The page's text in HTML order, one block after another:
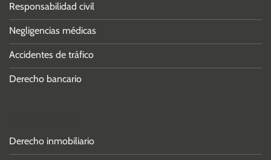
Responsabilidad civil
Negligencias médicas
Accidentes de tráfico
Derecho bancario
Derecho inmobiliario